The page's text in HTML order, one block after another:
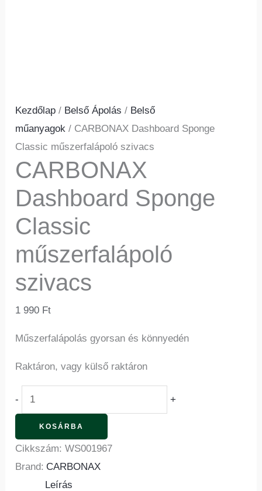
Kezdőlap / Belső Ápolás / Belső
műanyagok / CARBONAX Dashboard Sponge
Classic műszerfalápoló szivacs
CARBONAX
Dashboard Sponge
Classic
műszerfalápoló
szivacs
1 990 Ft
Műszerfalápolás gyorsan és könnyedén
Raktáron, vagy külső raktáron
- +
KOSÁRBA
Cikkszám:WS001967
Brand: CARBONAX
Leírás